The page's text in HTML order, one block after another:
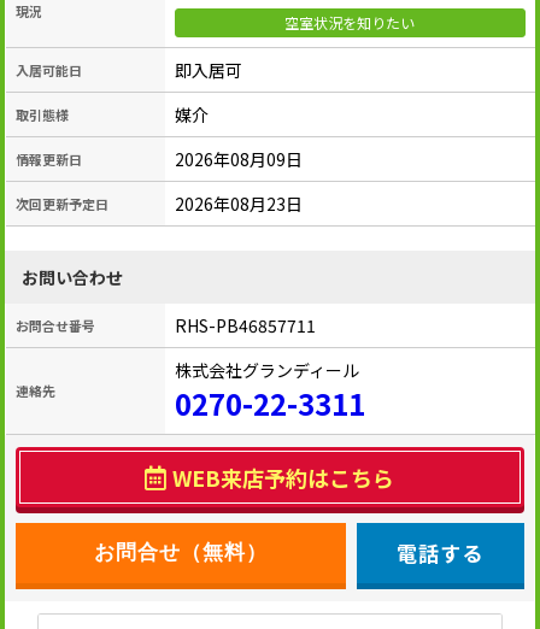
現況
空室状況を知りたい
入居可能日 即入居可
取引態様 媒介
情報更新日 2026年08月09日
次回更新予定日 2026年08月23日
お問い合わせ
お問合せ番号 RHS-PB46857711
連絡先
株式会社グランディール
0270-22-3311
WEB来店予約はこちら
電話する